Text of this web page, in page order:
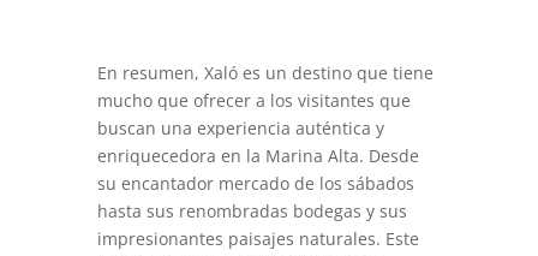
En resumen, Xaló es un destino que tiene
mucho que ofrecer a los visitantes que
buscan una experiencia auténtica y
enriquecedora en la Marina Alta. Desde
su encantador mercado de los sábados
hasta sus renombradas bodegas y sus
impresionantes paisajes naturales. Este